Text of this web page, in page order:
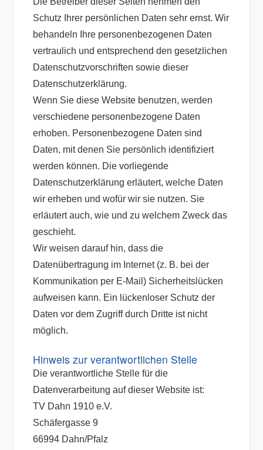
Schutz Ihrer persönlichen Daten sehr ernst. Wir
behandeln Ihre personenbezogenen Daten
vertraulich und entsprechend den gesetzlichen
Datenschutzvorschriften sowie dieser
Datenschutzerklärung.
Wenn Sie diese Website benutzen, werden
verschiedene personenbezogene Daten
erhoben. Personenbezogene Daten sind
Daten, mit denen Sie persönlich identifiziert
werden können. Die vorliegende
Datenschutzerklärung erläutert, welche Daten
wir erheben und wofür wir sie nutzen. Sie
erläutert auch, wie und zu welchem Zweck das
geschieht.
Wir weisen darauf hin, dass die
Datenübertragung im Internet (z. B. bei der
Kommunikation per E-Mail) Sicherheitslücken
aufweisen kann. Ein lückenloser Schutz der
Daten vor dem Zugriff durch Dritte ist nicht
möglich.
Hinweis zur verantwortlichen Stelle
Die verantwortliche Stelle für die
Datenverarbeitung auf dieser Website ist:
TV Dahn 1910 e.V.
Schäfergasse 9
66994 Dahn/Pfalz